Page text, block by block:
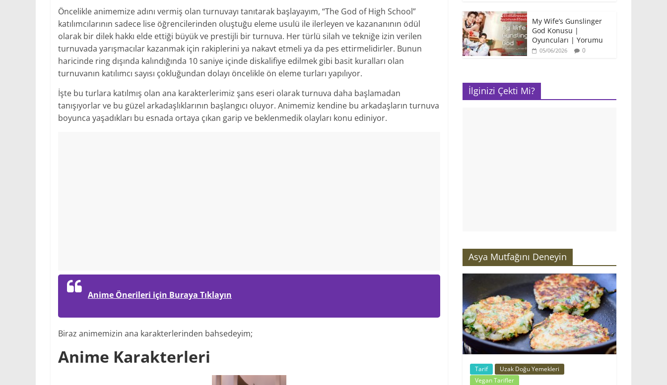
Öncelikle animemize adını vermiş olan turnuvayı tanıtarak başlayayım, “The God of High School”
katılımcılarının sadece lise öğrencilerinden oluştuğu eleme usulü ile ilerleyen ve kazananının ödül
olarak bir dilek hakkı elde ettiği büyük ve prestijli bir turnuva. Her türlü silah ve tekniğe izin verilen
turnuvada yarışmacılar kazanmak için rakiplerini ya nakavt etmeli ya da pes ettirmelidirler. Bunun
haricinde ring dışında kalındığında 10 saniye içinde diskalifiye edilmek gibi basit kuralları olan
turnuvanın katılımcı sayısı çokluğundan dolayı öncelikle ön eleme turları yapılıyor.
İşte bu turlara katılmış olan ana karakterlerimiz şans eseri olarak turnuva daha başlamadan
tanışıyorlar ve bu güzel arkadaşlıklarının başlangıcı oluyor. Animemiz kendine bu arkadaşların turnuva
boyunca yaşadıkları bu esnada ortaya çıkan garip ve beklenmedik olayları konu ediniyor.
Anime Önerileri için Buraya Tıklayın
Biraz animemizin ana karakterlerinden bahsedeyim;
Anime Karakterleri
My Wife’s Gunslinger
God Konusu |
Oyuncuları | Yorumu
05/06/2026 0
İlginizi Çekti Mi?
Asya Mutfağını Deneyin
Tarif
Uzak Doğu Yemekleri
Vegan Tarifler